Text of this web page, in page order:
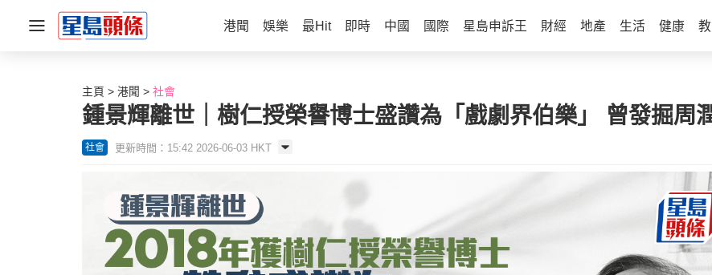
港聞 娛樂 最Hit 即時 中國 國際 星島申訴王 財經 地產 生活 健康
主頁 港聞 社會
鍾景輝離世｜樹仁授榮譽博士盛讚為「戲劇界伯樂」 曾發掘周
社會 更新時間：15:42 2026-06-03 HKT